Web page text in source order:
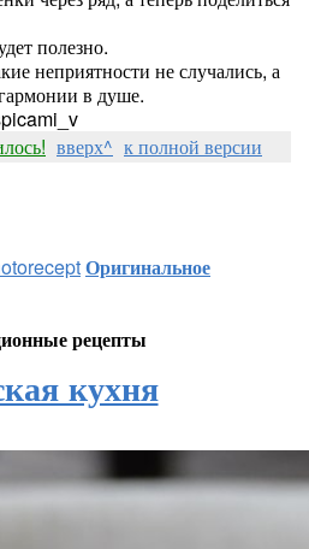
полезно.
неприятности не случались, а
в душе.
вверх^ к полной версии
Оригинальное
рецепты
кухня